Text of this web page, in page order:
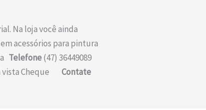
Na loja você ainda
acessórios para pintura
Telefone(47) 36449089
Cheque
Contate